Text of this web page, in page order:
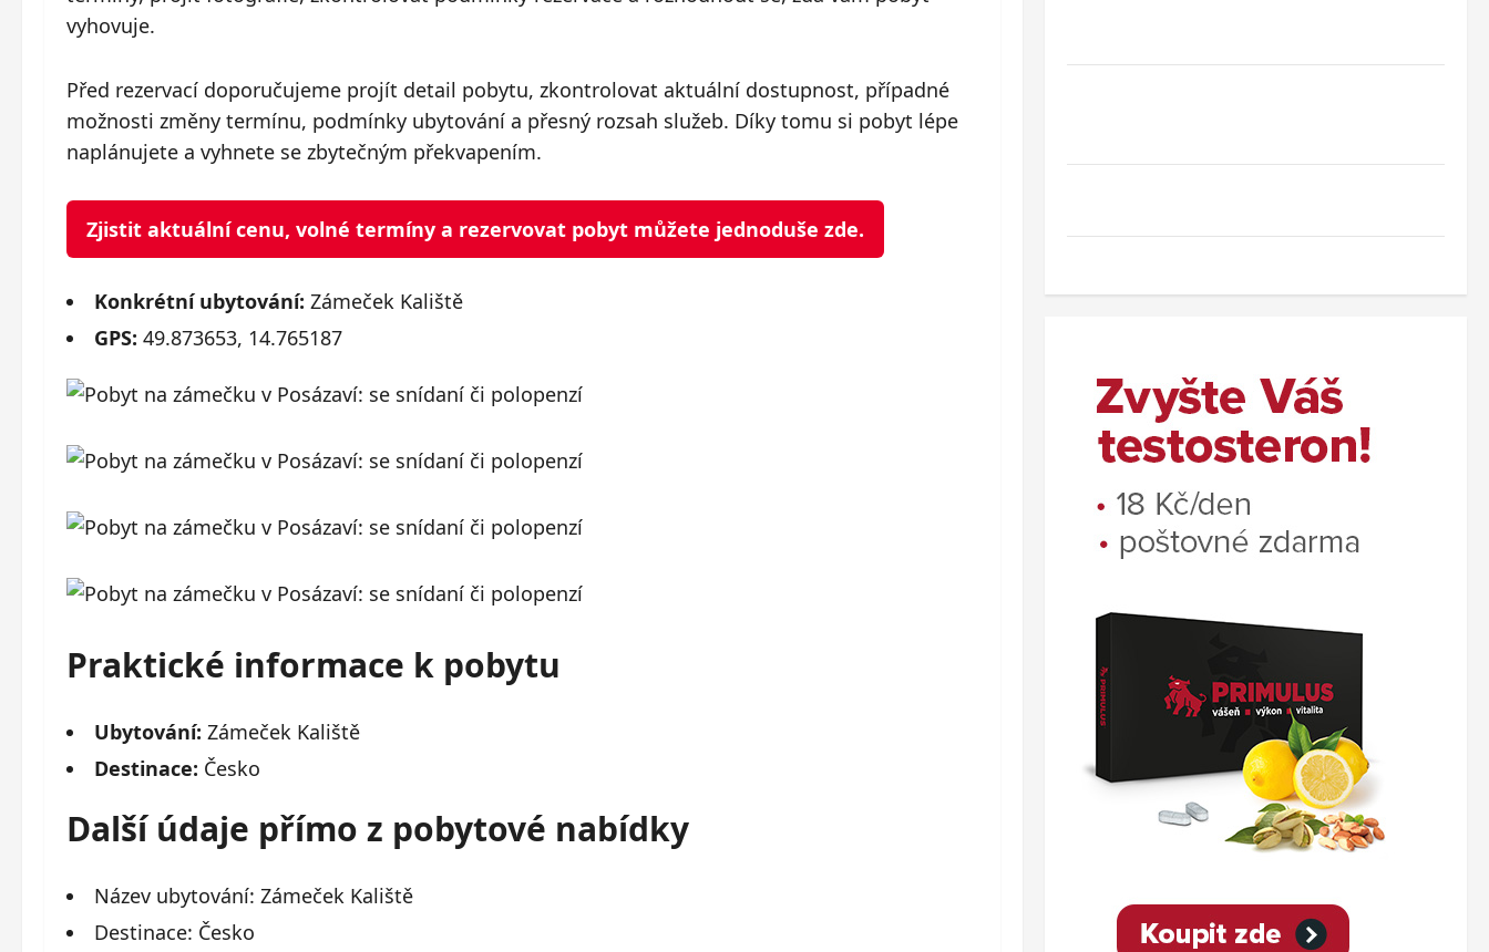
vyhovuje.
Před rezervací doporučujeme projít detail pobytu, zkontrolovat aktuální dostupnost, případné
možnosti změny termínu, podmínky ubytování a přesný rozsah služeb. Díky tomu si pobyt lépe
naplánujete a vyhnete se zbytečným překvapením.
Zjistit aktuální cenu, volné termíny a rezervovat pobyt můžete jednoduše zde.
Konkrétní ubytování: Zámeček Kaliště
GPS: 49.873653, 14.765187
Praktické informace k pobytu
Ubytování: Zámeček Kaliště
Destinace: Česko
Další údaje přímo z pobytové nabídky
Název ubytování: Zámeček Kaliště
Destinace: Česko